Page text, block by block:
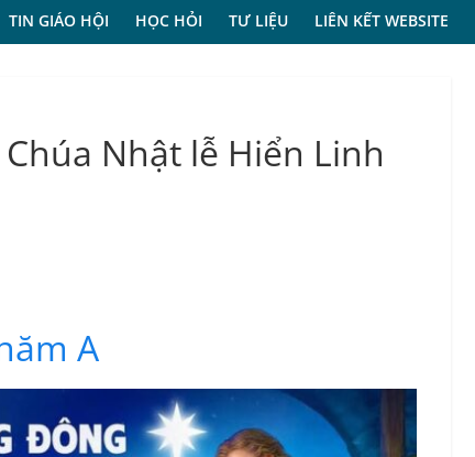
TIN GIÁO HỘI HỌC HỎI TƯ LIỆU LIÊN KẾT WEBSITE
Nhật lễ Hiển Linh
A